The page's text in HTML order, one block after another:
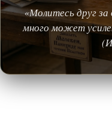
«Молитесь друг
много может